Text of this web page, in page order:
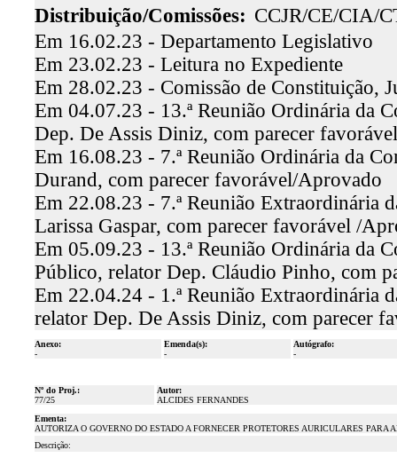
Distribuição/Comissões: CCJR/CE/CIA/
Em 16.02.23 - Departamento Legislativo
Em 23.02.23 - Leitura no Expediente
Em 28.02.23 - Comissão de Constituição,
Em 04.07.23 - 13.ª Reunião Ordinária da
Dep. De Assis Diniz, com parecer
Em 16.08.23 - 7.ª Reunião Ordinária da
Durand, com parecer favorável/Aprovado
Em 22.08.23 - 7.ª Reunião Extraordinária
Larissa Gaspar, com parecer favorável /
Em 05.09.23 - 13.ª Reunião Ordinária da
Público, relator Dep. Cláudio Pinho, com
Em 22.04.24 - 1.ª Reunião Extraordinária
relator Dep. De Assis Diniz, com parecer
Anexo:
-
Emenda(s):
-
Autógrafo:
-
Nº do Proj.:
77/25
Autor:
ALCIDES FERNANDES
Ementa:
AUTORIZA O GOVERNO DO ESTADO A FORNECER PROTETORES AURICULARES
Descrição: